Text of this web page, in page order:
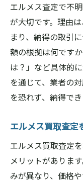
エルメス査定で不
が大切です。理由
まり、納得の取引
額の根拠は何です
は？」など具体的
を通じて、業者の
を恐れず、納得で
エルメス買取査定
エルメス買取査定
メリットがありま
みが異なり、価格